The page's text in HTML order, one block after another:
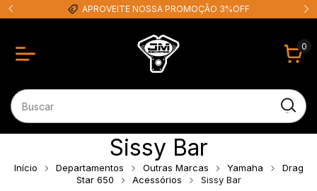
APROVEITE NOSSA PROMOÇÃO 3%OFF
0
Sissy Bar
Início Departamentos Outras Marcas Yamaha
Drag
Star 650
Acessórios Sissy Bar